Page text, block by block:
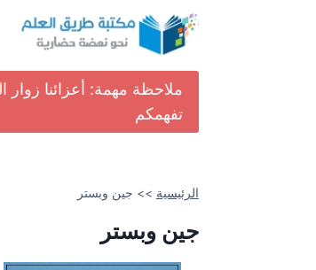
ملاحظة مهمة: أعزائنا
تفهمكم
الرئيسية >> جين وبستر
جين وبستر